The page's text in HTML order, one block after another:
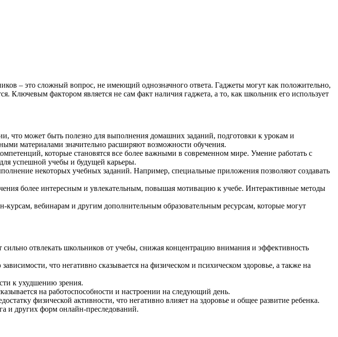
– это сложный вопрос, не имеющий однозначного ответа. Гаджеты могут как положительно,
Ключевым фактором является не сам факт наличия гаджета, а то, как школьник его использует
что может быть полезно для выполнения домашних заданий, подготовки к урокам и
материалами значительно расширяют возможности обучения.
которые становятся все более важными в современном мире. Умение работать с
успешной учебы и будущей карьеры.
некоторых учебных заданий. Например, специальные приложения позволяют создавать
более интересным и увлекательным, повышая мотивацию к учебе. Интерактивные методы
вебинарам и другим дополнительным образовательным ресурсам, которые могут
отвлекать школьников от учебы, снижая концентрацию внимания и эффективность
что негативно сказывается на физическом и психическом здоровье, а также на
к ухудшению зрения.
на работоспособности и настроении на следующий день.
физической активности, что негативно влияет на здоровье и общее развитие ребенка.
и других форм онлайн-преследований.